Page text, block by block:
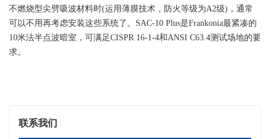
不燃烧型尖劈吸波材料时(运用薄膜技术，防火等级为A2级)，通常
可以不用再考虑安装这些系统了。SAC-10 Plus是Frankonia最紧凑的
10米法半点波暗室，可满足CISPR 16-1-4和ANSI C63.4测试场地的要
求。
联系我们